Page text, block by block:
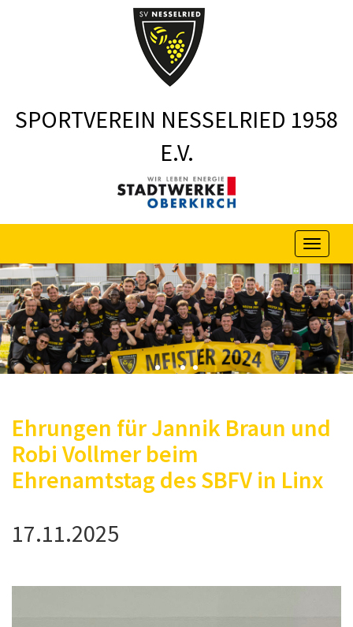
SPORTVEREIN NESSELRIED 1958
E.V.
Menu
Ehrungen für Jannik Braun und
Robi Vollmer beim
Ehrenamtstag des SBFV in Linx
17.11.2025